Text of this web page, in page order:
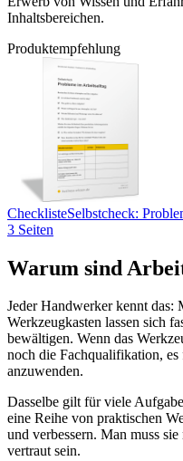
Inhaltsbereichen.
Produktempfehlung
ChecklisteSelbstcheck:
3 Seiten
Warum sind
Jeder Handwerker kennt das:
Werkzeugkasten lassen sich
bewältigen. Wenn das
noch die Fachqualifikation,
anzuwenden.
Dasselbe gilt für viele
eine Reihe von praktischen
und verbessern. Man muss
vertraut sein.